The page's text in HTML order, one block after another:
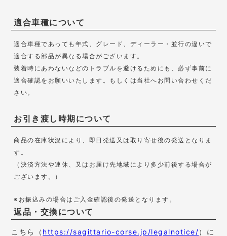
適合車種について
適合車種であっても年式、グレード、ディーラー・並行の違いで
適合する部品が異なる場合がございます。
装着時にあわないなどのトラブルを避けるためにも、必ず事前に
適合確認をお願いいたします。もしくは当社へお問い合わせくだ
さい。
お引き渡し時期について
商品の在庫状況により、即日発送又は取り寄せ後の発送となりま
す。
（決済方法や連休、又はお届け先地域により多少前後する場合が
ございます。）
※お振込みの場合はご入金確認後の発送となります。
返品・交換について
こちら（ https://sagittario-corse.jp/legalnotice/）に